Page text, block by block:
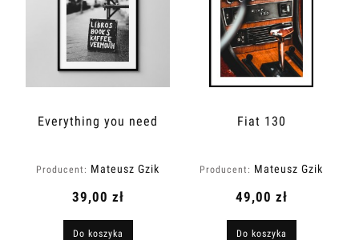
Everything you need
Producent: Mateusz Gzik
39,00 zł
Do koszyka
Fiat 130
Producent: Mateusz Gzik
49,00 zł
Do koszyka